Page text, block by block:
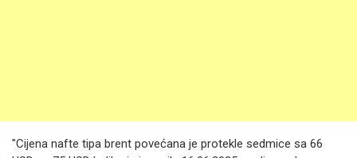
"Cijena nafte tipa brent povećana je protekle sedmice sa 66